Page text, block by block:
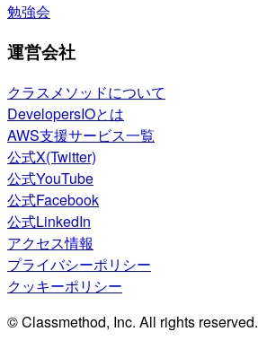
勉強会
運営会社
クラスメソッドについて
DevelopersIOとは
AWS支援サービス一覧
公式X(Twitter)
公式YouTube
公式Facebook
公式LinkedIn
アクセス情報
プライバシーポリシー
クッキーポリシー
© Classmethod, Inc. All rights reserved.